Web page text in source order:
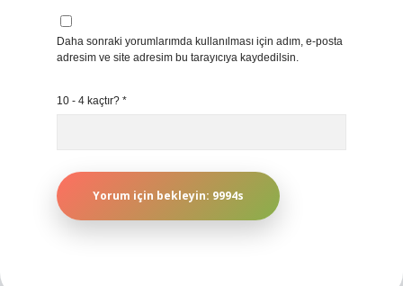
Daha sonraki yorumlarımda kullanılması için adım, e-posta
adresim ve site adresim bu tarayıcıya kaydedilsin.
10 - 4 kaçtır? *